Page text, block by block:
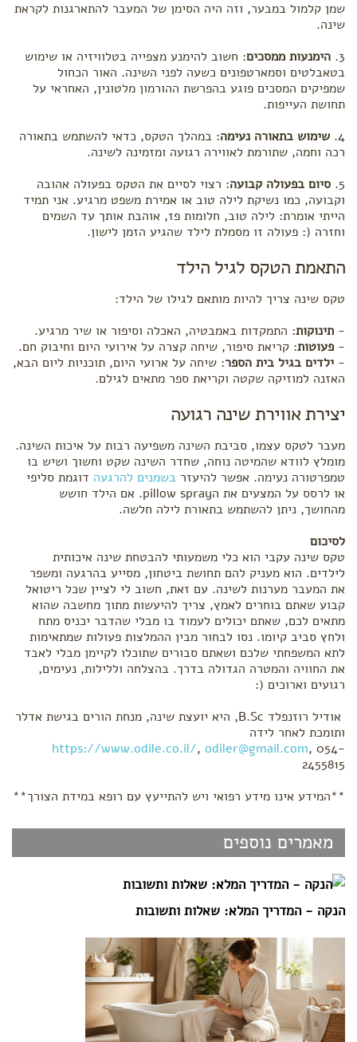
שמן קלמול במבער, וזה היה הסימן של המעבר להתארגנות לקראת
שינה.
3. הימנעות ממסכים: חשוב להימנע מצפייה בטלוויזיה או שימוש
בטאבלטים וסמארטפונים כשעה לפני השינה. האור הכחול
שמפיקים המסכים פוגע בהפרשת ההורמון מלטונין, האחראי על
תחושת העייפות.
4. שימוש בתאורה נעימה: במהלך הטקס, כדאי להשתמש בתאורה
רכה וחמה, שתורמת לאווירה רגועה ומזמינה לשינה.
5. סיום בפעולה קבועה: רצוי לסיים את הטקס בפעולה אהובה
וקבועה, כמו נשיקת לילה טוב או אמירת משפט מרגיע. אני תמיד
הייתי אומרת: לילה טוב, חלומות פז, אוהבת אותך עד השמים
וחזרה (: פעולה זו מסמלת לילד שהגיע הזמן לישון.
התאמת הטקס לגיל הילד
טקס שינה צריך להיות מותאם לגילו של הילד:
- תינוקות: התמקדות באמבטיה, האכלה וסיפור או שיר מרגיע.
- פעוטות: קריאת סיפור, שיחה קצרה על אירועי היום וחיבוק חם.
- ילדים בגיל בית הספר: שיחה על ארועי היום, תוכניות ליום הבא,
האזנה למוזיקה שקטה וקריאת ספר מתאים לגילם.
יצירת אווירת שינה רגועה
מעבר לטקס עצמו, סביבת השינה משפיעה רבות על איכות השינה.
מומלץ לוודא שהמיטה נוחה, שחדר השינה שקט וחשוך ושיש בו
טמפרטורה נעימה. אפשר להיעזר בשמנים להרגעה דוגמת סליפי
או לרסס על המצעים את הpillow spray. אם הילד חושש
מהחושך, ניתן להשתמש בתאורת לילה חלשה.
לסיכום
טקס שינה עקבי הוא כלי משמעותי להבטחת שינה איכותית
לילדים. הוא מעניק להם תחושת ביטחון, מסייע בהרגעה ומשפר
את המעבר מערנות לשינה. עם זאת, חשוב לי לציין שכל ריטואל
קבוע שאתם בוחרים לאמץ, צריך להיעשות מתוך מחשבה שהוא
מתאים לכם, שאתם יכולים לעמוד בו מבלי שהדבר יכניס מתח
ולחץ סביב קיומו. נסו לבחור מבין ההמלצות פעולות שמתאימות
לתא המשפחתי שלכם ושאתם סבורים שתוכלו לקיימן מבלי לאבד
את החוויה והמטרה הגדולה בדרך. בהצלחה וללילות, נעימים,
רגועים וארוכים (:
אודיל רוזנפלד B.Sc, היא יועצת שינה, מנחת הורים בגישת אדלר
ותומכת לאחר לידה
https://www.odile.co.il/, odiler@gmail.com, 054-
2455815
**המידע אינו מידע רפואי ויש להתייעץ עם רופא במידת הצורך**
מאמרים נוספים
הנקה - המדריך המלא: שאלות ותשובות